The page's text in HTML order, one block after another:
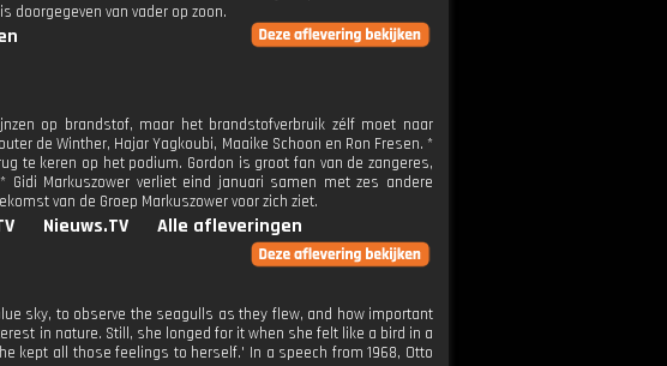
doorgegeven van vader op zoon.
op brandstof, maar het brandstofverbruik zélf moet naar
de Winther, Hajar Yagkoubi, Maaike Schoon en Ron Fresen. *
te keren op het podium. Gordon is groot fan van de zangeres,
Markuszower verliet eind januari samen met zes andere
van de Groep Markuszower voor zich ziet.
Nieuws.TV Alle afleveringen
sky, to observe the seagulls as they flew, and how important
in nature. Still, she longed for it when she felt like a bird in a
kept all those feelings to herself.' In a speech from 1968, Otto